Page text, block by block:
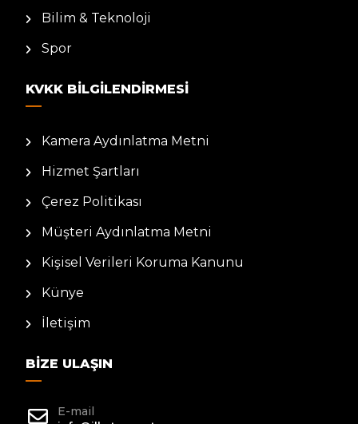
Bilim & Teknoloji
Spor
KVKK BILGILENDIRMESI
Kamera Aydınlatma Metni
Hizmet Şartları
Çerez Politikası
Müşteri Aydınlatma Metni
Kişisel Verileri Koruma Kanunu
Künye
İletişim
BIZE ULAŞIN
E-mail